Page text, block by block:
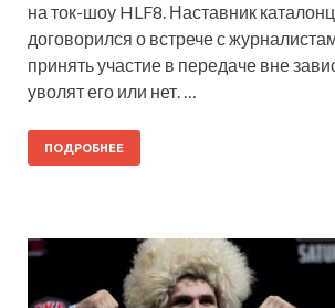
на ток-шоу HLF8. Наставник
договорился о встрече с
принять участие в передаче вне
уволят его или нет. …
ПОДРОБНЕЕ